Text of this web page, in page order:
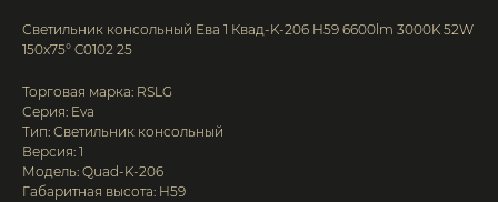
Светильник консольный Ева 1 Квад-K-206 H59 6600lm 3000K 52W
150x75° C0102 25
Торговая марка: RSLG
Серия: Eva
Тип: Светильник консольный
Версия: 1
Модель: Quad-K-206
Габаритная высота: H59